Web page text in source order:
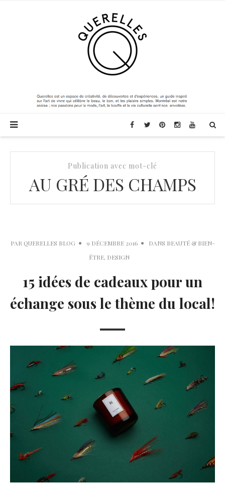
Publication avec mot-clé
AU GRÉ DES CHAMPS
PAR QUERELLES BLOG 9 DÉCEMBRE 2016 DANS BEAUTÉ & BIEN-
ÊTRE, DESIGN
15 idées de cadeaux pour un
échange sous le thème du local!